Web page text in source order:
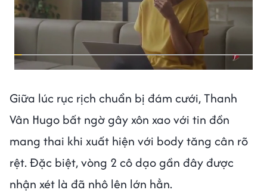
Giữa lúc rục rịch chuẩn bị đám cưới, Thanh
Vân Hugo bất ngờ gây xôn xao với tin đồn
mang thai khi xuất hiện với body tăng cân rõ
rệt. Đặc biệt, vòng 2 cô dạo gần đây được
nhận xét là đã nhô lên lớn hẳn.